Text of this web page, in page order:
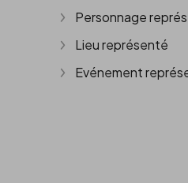
Afficher plus
Personnage
Afficher plus
Lieu représenté
Afficher plus
Evénement